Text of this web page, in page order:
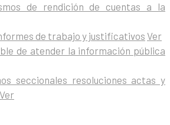
de rendición de cuentas a la
de trabajo y justificativos Ver
de atender la información pública
seccionales resoluciones actas y
Ver